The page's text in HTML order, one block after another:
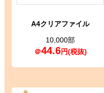
A4クリアファイル
10,000部
＠44.6円(税抜)